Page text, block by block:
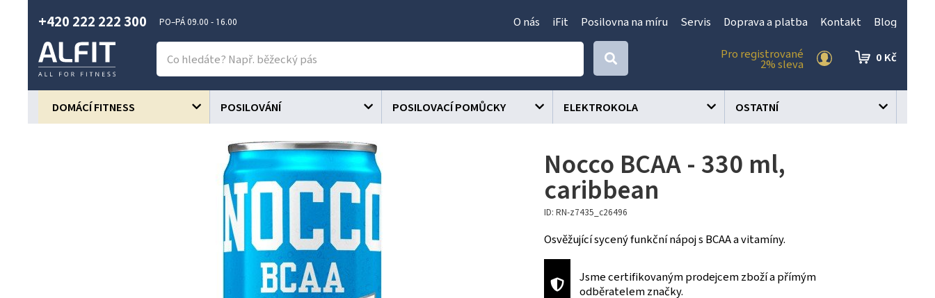
+420 222 222 300 PO–PÁ 09.00 - 16.00 O nás iFit Posilovna na míru Servis Doprava a platba Kontakt Blog
Pro registrované
2% sleva
0 Kč
DOMÁCÍ FITNESS POSILOVÁNÍ POSILOVACÍ POMŮCKY ELEKTROKOLA OSTATNÍ
Nocco BCAA - 330 ml,
caribbean
ID: RN-z7435_c26496
Osvěžující sycený funkční nápoj s BCAA a vitamíny.
Jsme certifikovaným prodejcem zboží a přímým
odběratelem značky.